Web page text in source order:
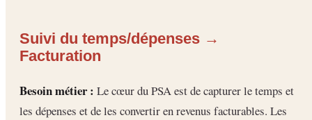
Suivi du temps/dépenses →
Facturation
Besoin métier : Le cœur du PSA est de capturer le temps et
les dépenses et de les convertir en revenus facturables. Les